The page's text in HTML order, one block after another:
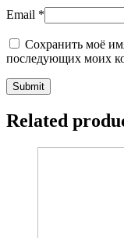
Email *
Сохранить моё
последующих моих
Related